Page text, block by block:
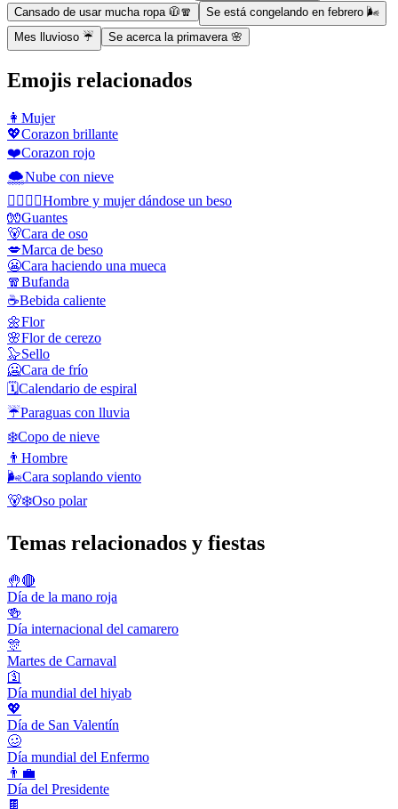
Cansado de usar mucha ropa 🧥🧣
Se está congelando en febrero 🌬
Mes lluvioso ☔
Se acerca la primavera 🌸
Emojis relacionados
👩 Mujer
💖Corazon brillante
❤️Corazon rojo
🌨️Nube con nieve
👩‍❤️‍💋‍👨Hombre y mujer dándose un beso
🧤Guantes
🐻Cara de oso
💋Marca de beso
😬Cara haciendo una mueca
🧣Bufanda
☕Bebida caliente
🌼Flor
🌸Flor de cerezo
🦭Sello
🥶Cara de frío
🗓️Calendario de espiral
☔Paraguas con lluvia
❄️Copo de nieve
👨 Hombre
🌬️Cara soplando viento
🐻‍❄️Oso polar
Temas relacionados y fiestas
🤚🔴
Día de la mano roja
🍻
Día internacional del camarero
🎊
Martes de Carnaval
🛐
Día mundial del hiyab
💖
Día de San Valentín
🥴
Día mundial del Enfermo
👨‍💼
Día del Presidente
🍫